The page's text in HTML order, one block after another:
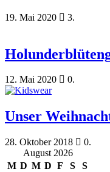
19. Mai 2020 3.
12. Mai 2020 0.
Unser
28. Oktober 2018
0.
August 2026
M D M D F S
S